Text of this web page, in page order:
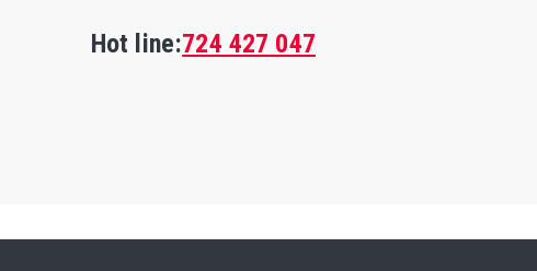
Hot line:724 427 047